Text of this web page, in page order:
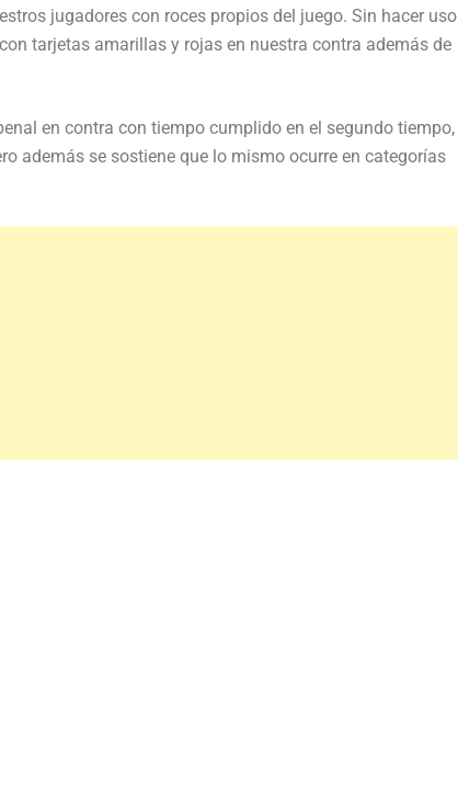
jugadores con roces propios del juego. Sin hacer uso
tarjetas amarillas y rojas en nuestra contra además de
en contra con tiempo cumplido en el segundo tiempo,
además se sostiene que lo mismo ocurre en categorías